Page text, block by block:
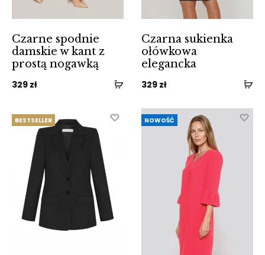
Czarne spodnie
damskie w kant z
prostą nogawką
329 zł
Czarna sukienka
ołówkowa
elegancka
329 zł
BESTSELLER NOWOŚĆ